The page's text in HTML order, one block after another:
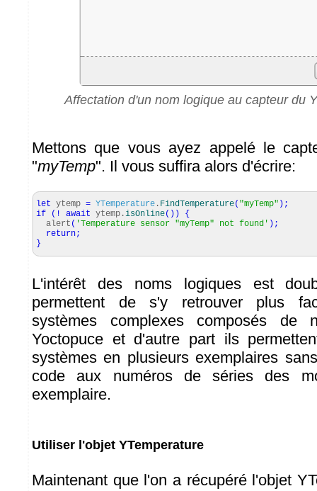
Affectation d'un nom logique au capteur du
Mettons que vous ayez appelé le
"myTemp". Il vous suffira alors d'écrire:
let ytemp = YTemperature . FindTemperature( "myTemp" ) ;
if
( ! await ytemp.isOnline( ) )
{
alert ( 'Temperature sensor "myTemp" not found' ) ;
return;
}
L'intérêt des noms logiques est
permettent de s'y retrouver plus
systèmes complexes composés de
Yoctopuce et d'autre part ils
systèmes en plusieurs exemplaires
code aux numéros de séries des
exemplaire.
Utiliser l'objet YTemperature
Maintenant que l'on a récupéré l'objet